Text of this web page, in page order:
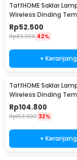
TaffHOME Saklar
Wireless Dinding
Switch RF 433MHz 1
Receiver - WHK01
Rp52.500
Rp89.900 42%
+ Keranjang
TaffHOME Saklar
Wireless Dinding
Switch RF 433MHz 3
Receiver - WHK01
Rp104.800
Rp153.900 32%
+ Keranjang